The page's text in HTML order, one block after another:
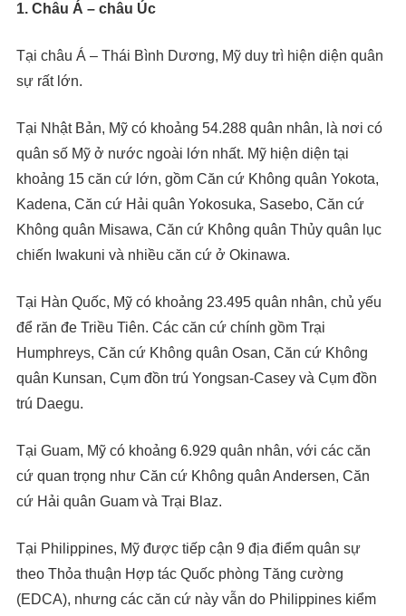
1. Châu Á – châu Úc
Tại châu Á – Thái Bình Dương, Mỹ duy trì hiện diện quân
sự rất lớn.
Tại Nhật Bản, Mỹ có khoảng 54.288 quân nhân, là nơi có
quân số Mỹ ở nước ngoài lớn nhất. Mỹ hiện diện tại
khoảng 15 căn cứ lớn, gồm Căn cứ Không quân Yokota,
Kadena, Căn cứ Hải quân Yokosuka, Sasebo, Căn cứ
Không quân Misawa, Căn cứ Không quân Thủy quân lục
chiến Iwakuni và nhiều căn cứ ở Okinawa.
Tại Hàn Quốc, Mỹ có khoảng 23.495 quân nhân, chủ yếu
để răn đe Triều Tiên. Các căn cứ chính gồm Trại
Humphreys, Căn cứ Không quân Osan, Căn cứ Không
quân Kunsan, Cụm đồn trú Yongsan-Casey và Cụm đồn
trú Daegu.
Tại Guam, Mỹ có khoảng 6.929 quân nhân, với các căn
cứ quan trọng như Căn cứ Không quân Andersen, Căn
cứ Hải quân Guam và Trại Blaz.
Tại Philippines, Mỹ được tiếp cận 9 địa điểm quân sự
theo Thỏa thuận Hợp tác Quốc phòng Tăng cường
(EDCA), nhưng các căn cứ này vẫn do Philippines kiểm